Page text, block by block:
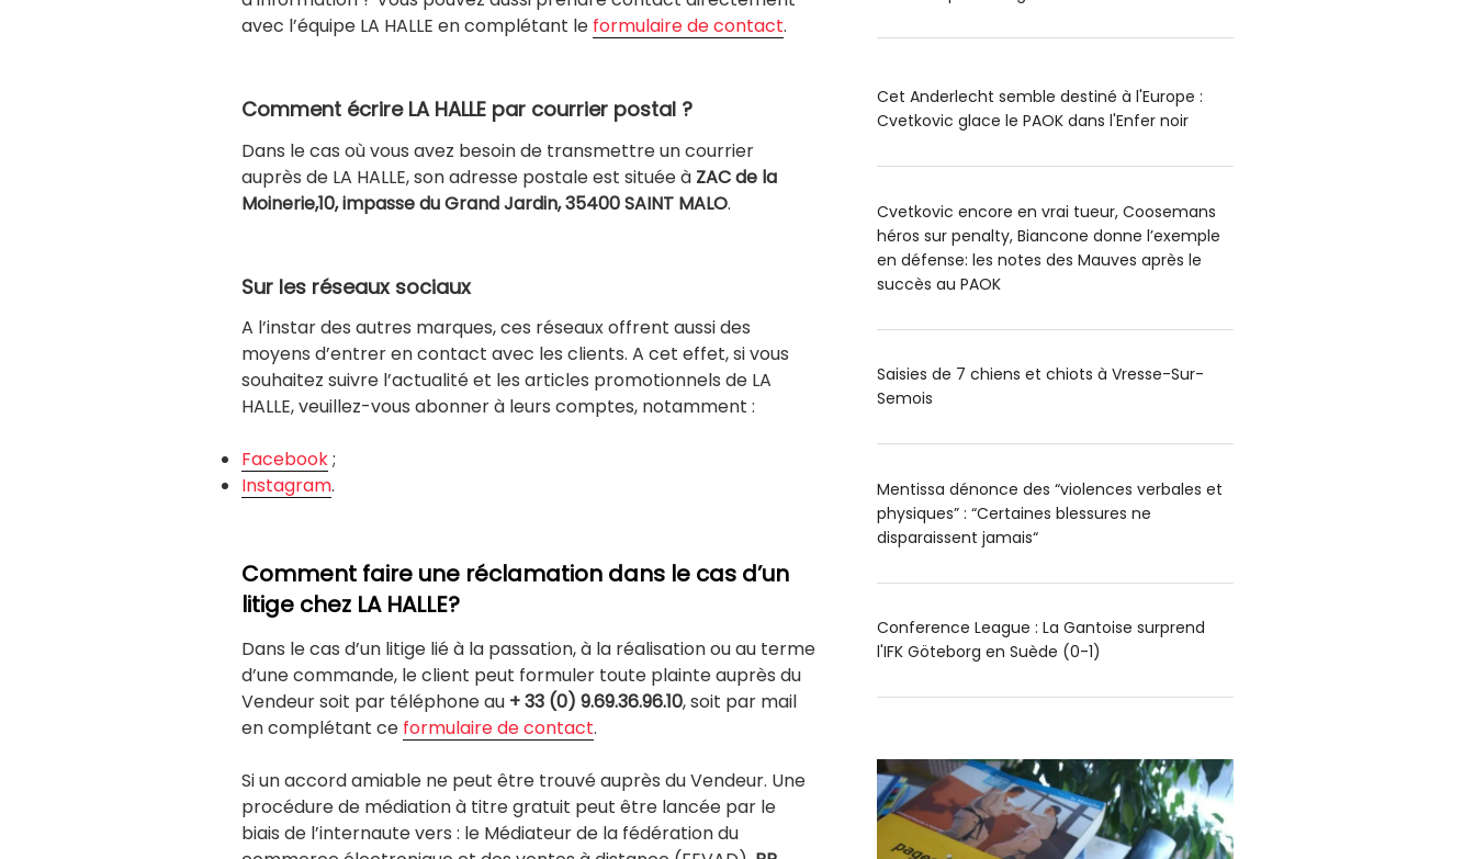
avec l’équipe LA HALLE en complétant le formulaire de contact.
Comment écrire LA HALLE par courrier postal ?
Dans le cas où vous avez besoin de transmettre un courrier
auprès de LA HALLE, son adresse postale est située à ZAC de la
Moinerie,10, impasse du Grand Jardin, 35400 SAINT MALO.
Sur les réseaux sociaux
A l’instar des autres marques, ces réseaux offrent aussi des
moyens d’entrer en contact avec les clients. A cet effet, si vous
souhaitez suivre l’actualité et les articles promotionnels de LA
HALLE, veuillez-vous abonner à leurs comptes, notamment :
Facebook;
Instagram.
Comment faire une réclamation dans le cas d’un
litige chez LA HALLE?
Dans le cas d’un litige lié à la passation, à la réalisation ou au terme
d’une commande, le client peut formuler toute plainte auprès du
Vendeur soit par téléphone au + 33 (0) 9.69.36.96.10, soit par mail
en complétant ce formulaire de contact.
Si un accord amiable ne peut être trouvé auprès du Vendeur. Une
procédure de médiation à titre gratuit peut être lancée par le
biais de l’internaute vers : le Médiateur de la fédération du
Cet Anderlecht semble destiné à l'Europe :
Cvetkovic glace le PAOK dans l'Enfer noir
Cvetkovic encore en vrai tueur, Coosemans
héros sur penalty, Biancone donne l’exemple
en défense: les notes des Mauves après le
succès au PAOK
Saisies de 7 chiens et chiots à Vresse-Sur-
Semois
Mentissa dénonce des “violences verbales et
physiques” : “Certaines blessures ne
disparaissent jamais“
Conference League : La Gantoise surprend
l'IFK Göteborg en Suède (0-1)